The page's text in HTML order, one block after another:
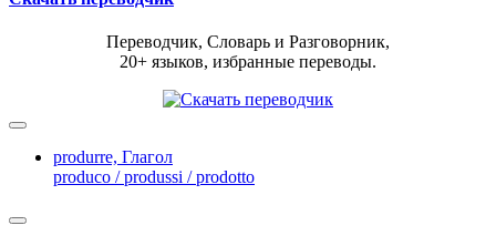
Переводчик, Словарь и Разговорник,
20+ языков, избранные переводы.
produrre, Глагол
produco / produssi / prodotto